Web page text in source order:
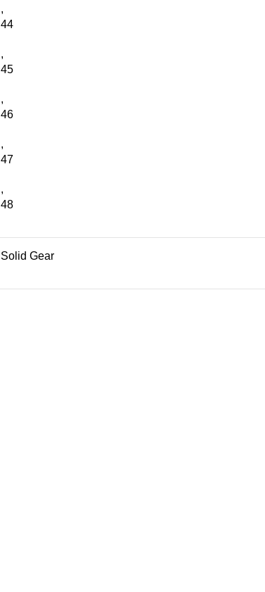
,
44
,
45
,
46
,
47
,
48
Solid Gear